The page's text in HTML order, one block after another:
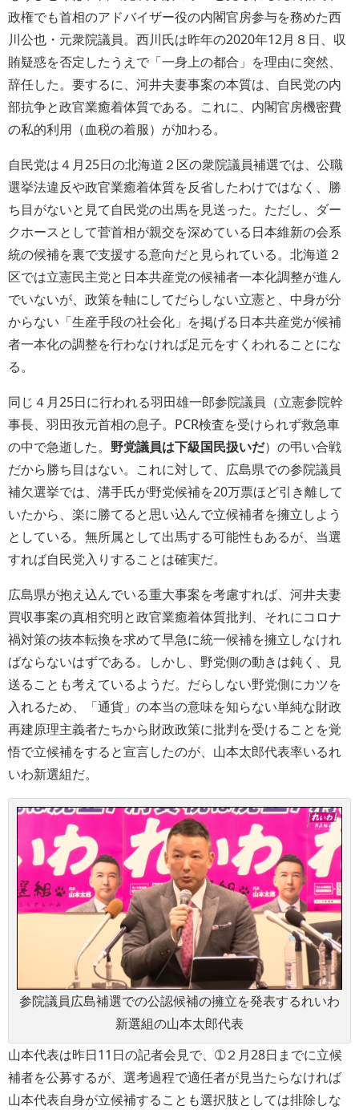
政権でも首相のアドバイザー役の内閣官房参与を務めた西
川公也・元衆院議員。西川氏は昨年の2020年12月８日、収
賄疑惑を否定したうえで「一身上の都合」を理由に突然、
辞任した。要するに、河井夫妻事案の本質は、自民党の内
部抗争と政官業癒着体質である。これに、内閣官房機密費
の私的利用（血税の着服）が加わる。
自民党は４月25日の北海道２区の衆院議員補選では、公職
選挙法違反や政官業癒着体質を反省したわけではなく、勝
ち目がないと見て自民党の出馬を見送った。ただし、ダー
クホースとして菅首相が親交を深めている日本維新の会系
統の候補を裏で支援する意向だと見られている。北海道２
区では立憲民主党と日本共産党の候補者一本化調整が進ん
でいないが、政策を軸にしてだらしない立憲と、中身が分
からない「生産手段の社会化」を掲げる日本共産党が候補
者一本化の調整を行わなければ足元をすくわれることにな
る。
同じ４月25日に行われる羽田雄一郎参院議員（立憲参院幹
事長、羽田孜元首相の息子。PCR検査を受けられず救急車
の中で急逝した。 野党議員は下級国民扱いだ）の弔い合戦
だから勝ち目はない。これに対して、広島県での参院議員
補欠選挙では、溝手氏が野党候補を20万票ほど引き離して
いたから、楽に勝てると思い込んで立候補者を擁立しよう
としている。無所属として出馬する可能性もあるが、当選
すれば自民党入りすることは確実だ。
広島県が抱え込んでいる重大事案を考慮すれば、河井夫妻
買収事案の真相究明と政官業癒着体質批判、それにコロナ
禍対策の抜本転換を求めて早急に統一候補を擁立しなけれ
ばならないはずである。しかし、野党側の動きは鈍く、見
送ることも考えているようだ。だらしない野党側にカツを
入れるため、「通貨」の本当の意味を知らない単純な財政
再建原理主義者たちから財政政策に批判を受けることを覚
悟で立候補をすると宣言したのが、山本太郎代表率いるれ
いわ新選組だ。
参院議員広島補選での公認候補の擁立を発表するれいわ
新選組の山本太郎代表
山本代表は昨日11日の記者会見で、➀２月28日までに立候
補者を公募するが、選考過程で適任者が見当たらなければ
山本代表自身が立候補することも選択肢としては排除しな